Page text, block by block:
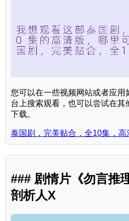
您可以在一些视频网站或者应用
台上搜索观看，也可以尝试在
下载。
泰国剧，完美贴合，全10集，高
### 剧情片《勿言推
剖析人X